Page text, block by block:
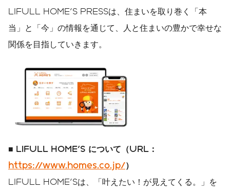
LIFULL HOME'S PRESSは、住まいを取り巻く「本
当」と「今」の情報を通じて、人と住まいの豊かで幸せな
関係を目指していきます。
■ LIFULL HOME'S について（URL
：
https://www.homes.co.jp/）
LIFULL HOME'Sは、「叶えたい！が見えてくる。」を